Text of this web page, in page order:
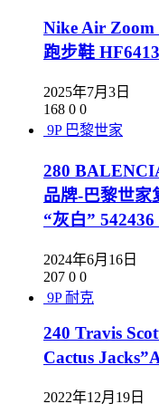
Nike Air Zoom
跑步鞋
2025年7月3日
168 0 0
9P 巴黎世家
280
品牌-巴黎世家
“灰白”
2024年6月16日
207 0 0
9P 耐克
240 Travis
Cactus
2022年12月19日